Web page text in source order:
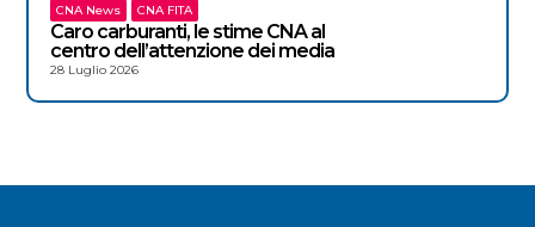
CNA News CNA FITA
Caro carburanti, le stime CNA al
centro dell’attenzione dei media
28 Luglio 2026